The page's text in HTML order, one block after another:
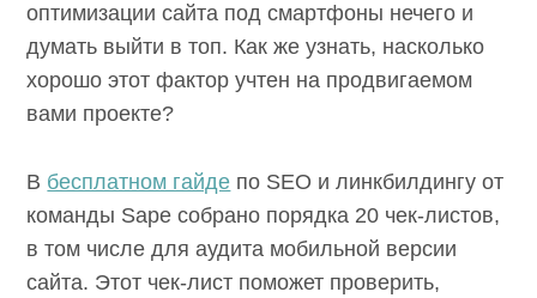
оптимизации сайта под смартфоны нечего и
думать выйти в топ. Как же узнать, насколько
хорошо этот фактор учтен на продвигаемом
вами проекте?
В бесплатном гайде по SEO и линкбилдингу от
команды Sape собрано порядка 20 чек-листов,
в том числе для аудита мобильной версии
сайта. Этот чек-лист поможет проверить,